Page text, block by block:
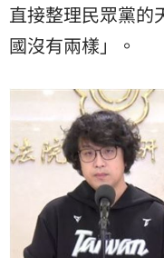
直接整理民眾黨的
國沒有兩樣」。